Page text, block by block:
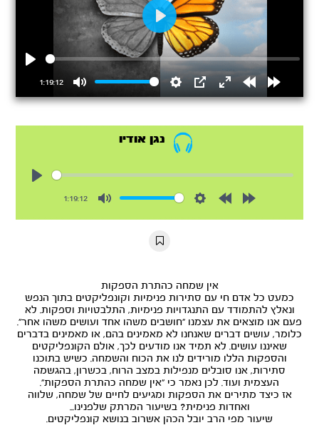
1:19:12
Mute Settings
PIP
EnterRewindForward
Play
נגן אודיו
1:19:12
אין שמחה כהתרת הספקות
כמעט כל אדם חי עם סתירות פנימיות וקונפליקטים בתוך הנפש
ונאלץ להתמודד עם התנגדויות פנימיות, התלבטויות וספקות. לא
פעם אנו מוצאים את עצמנו ״חושבים משהו אחד ועושים משהו אחר״.
כלומר, עושים דברים שאנחנו לא מאמינים בהם, או מאמינים בדברים
שאיננו עושים. לא תמיד אנו מודעים לכך, אולם הקונפליקטים
והספקות הללו מורידים לנו את הכוח והשמחה. כשיש בתוכנו
סתירות, אנו סובלים מנפילות במצב הרוח, בכשרון, בהגשמה
העצמית ועוד. לכן נאמר כי ״אין שמחה כהתרת הספקות״.
אז כיצד מתירים את הספקות ומגיעים לחיים של שמחה, שלווה
ואחדות פנימית? בשיעור המרתק שלפנינו...
שיעור מפי הרב יובל הכהן אשרוב בנושא קונפליקטים.